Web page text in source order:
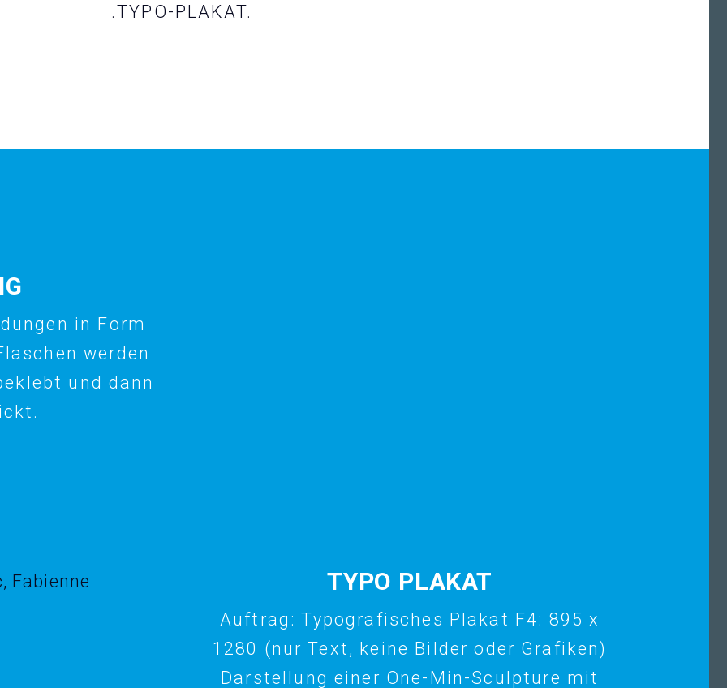
.TYPO-PLAKAT.
in Form
werden
und dann
TYPO PLAKAT
Auftrag: Typografisches Plakat F4: 895 x
1280 (nur Text, keine Bilder oder Grafiken)
Darstellung einer One-Min-Sculpture mit